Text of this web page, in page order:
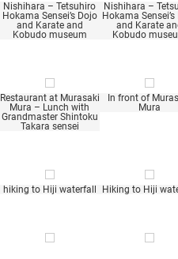
Nishihara – Tetsuhiro
Hokama Sensei’s Dojo
and Karate and
Kobudo museum
Nishihara –
Hokama
and Karate
Kobudo
Restaurant at Murasaki
Mura – Lunch with
Grandmaster Shintoku
Takara sensei
In front of
Mura
hiking to Hiji waterfall Hiking to Hiji